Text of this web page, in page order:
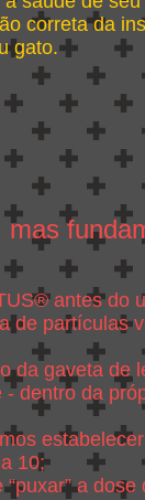
correta da
gato.
antes do
de partículas
da gaveta de
dentro da
10;
a dose